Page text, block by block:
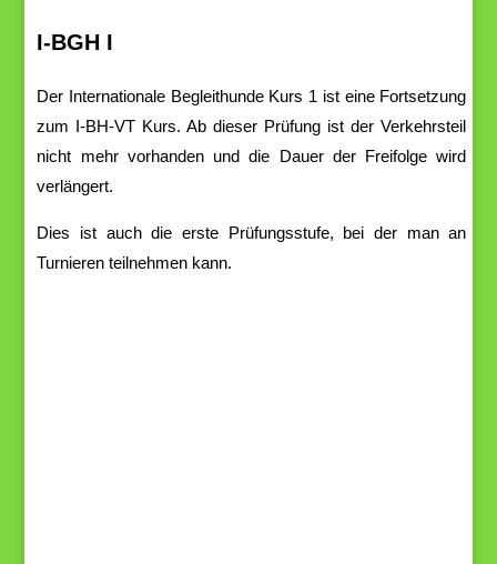
I-BGH I
Der Internationale Begleithunde Kurs 1 ist eine Fortsetzung
zum I-BH-VT Kurs. Ab dieser Prüfung ist der Verkehrsteil
nicht mehr vorhanden und die Dauer der Freifolge wird
verlängert.
Dies ist auch die erste Prüfungsstufe, bei der man an
Turnieren teilnehmen kann.